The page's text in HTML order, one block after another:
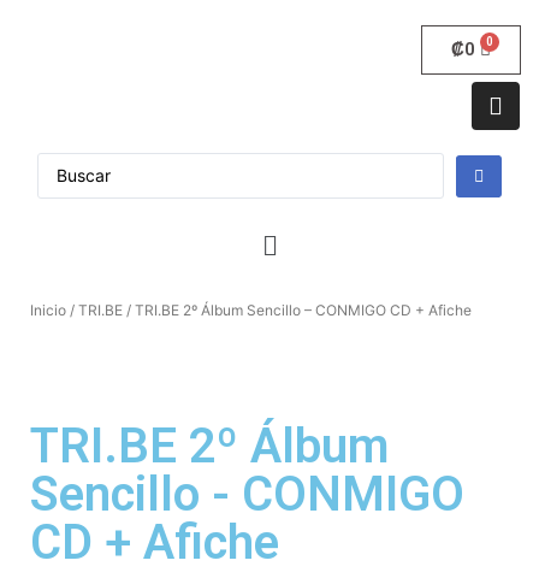
₡0
Inicio / TRI.BE / TRI.BE 2º Álbum Sencillo – CONMIGO CD + Afiche
TRI.BE 2º Álbum
Sencillo - CONMIGO
CD + Afiche